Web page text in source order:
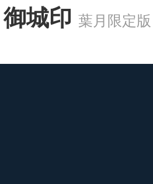
城印 葉月限定版